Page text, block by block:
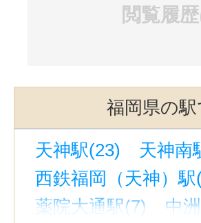
閲覧履
福岡県の
天神駅(23) 天神南
西鉄福岡（天神）駅
薬院大通駅(7)
中